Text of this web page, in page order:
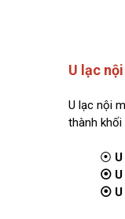
U lạc
U lạc nội
thành
⦿
⦿ U
⦿ U